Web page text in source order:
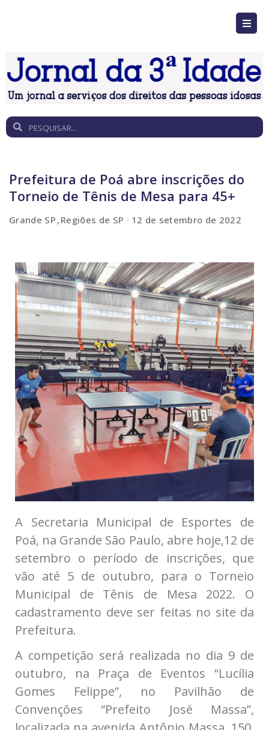
Prefeitura de Poá abre inscrições do
Torneio de Tênis de Mesa para 45+
Grande SP Regiões de SP 12 de setembro de 2022
A Secretaria Municipal de Esportes de
Poá, na Grande São Paulo, abre hoje,12 de
setembro o período de inscrições, que
vão até 5 de outubro, para o Torneio
Municipal de Tênis de Mesa 2022. O
cadastramento deve ser feitas no site da
Prefeitura.
A competição será realizada no dia 9 de
outubro, na Praça de Eventos “Lucília
Gomes Felippe”, no Pavilhão de
Convenções “Prefeito José Massa”,